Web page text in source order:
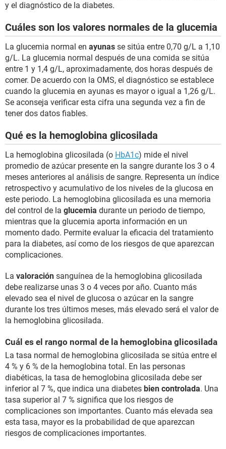
y el diagnóstico de la diabetes.
Cuáles son los valores normales de la glucemia
La glucemia normal en ayunas se sitúa entre 0,70 g/L a 1,10
g/L. La glucemia normal después de una comida se sitúa
entre 1 y 1,4 g/L, aproximadamente, dos horas después de
comer. De acuerdo con la OMS, el diagnóstico se establece
cuando la glucemia en ayunas es mayor o igual a 1,26 g/L.
Se aconseja verificar esta cifra una segunda vez a fin de
tener dos datos fiables.
Qué es la hemoglobina glicosilada
La hemoglobina glicosilada (o HbA1c) mide el nivel
promedio de azúcar presente en la sangre durante los 3 o 4
meses anteriores al análisis de sangre. Representa un índice
retrospectivo y acumulativo de los niveles de la glucosa en
este periodo. La hemoglobina glicosilada es una memoria
del control de la glucemia durante un periodo de tiempo,
mientras que la glucemia aporta información en un
momento dado. Permite evaluar la eficacia del tratamiento
para la diabetes, así como de los riesgos de que aparezcan
complicaciones.
La valoración sanguínea de la hemoglobina glicosilada
debe realizarse unas 3 o 4 veces por año. Cuanto más
elevado sea el nivel de glucosa o azúcar en la sangre
durante los tres últimos meses, más elevado será el valor de
la hemoglobina glicosilada.
Cuál es el rango normal de la hemoglobina glicosilada
La tasa normal de hemoglobina glicosilada se sitúa entre el
4 % y 6 % de la hemoglobina total. En las personas
diabéticas, la tasa de hemoglobina glicosilada debe ser
inferior al 7 %, que indica una diabetes bien controlada. Una
tasa superior al 7 % significa que los riesgos de
complicaciones son importantes. Cuanto más elevada sea
esta tasa, mayor es la probabilidad de que aparezcan
riesgos de complicaciones importantes.